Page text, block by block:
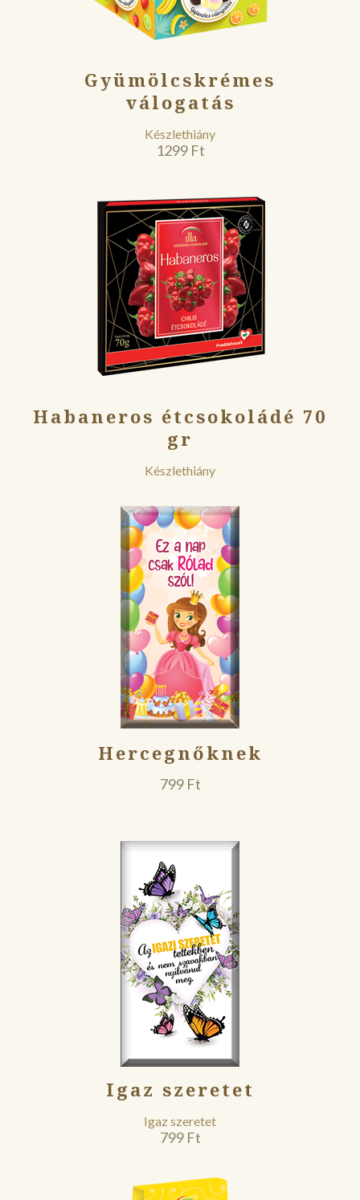
Gyümölcskrémes
válogatás
Készlethiány
1299 Ft
Habaneros étcsokoládé 70
gr
Készlethiány
Hercegnőknek
799 Ft
Igaz szeretet
Igaz szeretet
799 Ft